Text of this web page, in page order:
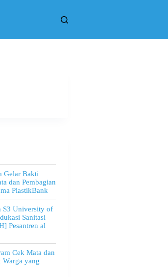
Gelar Bakti
dan Pembagian
PlastikBank
S3 University of
Sanitasi
Pesantren al
Cek Mata dan
Warga yang